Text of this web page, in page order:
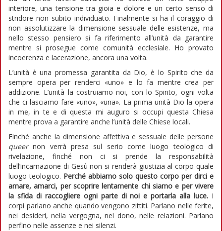
interiore, una tensione tra gioia e dolore e un certo senso di
stridore non subito individuato. Finalmente si ha il coraggio di
non assolutizzare la dimensione sessuale delle esistenze, ma
nello stesso pensiero si fa riferimento all’unità da garantire
mentre si prosegue come comunità ecclesiale. Ho provato
incoerenza e lacerazione, ancora una volta.
L’unità è una promessa garantita da Dio, è lo Spirito che da
sempre opera per renderci «uno» e lo fa mentre crea per
addizione. L’unità la costruiamo noi, con lo Spirito, ogni volta
che ci lasciamo fare «uno», «una». La prima unità Dio la opera
in me, in te e di questa mi auguro si occupi questa Chiesa
mentre prova a garantire anche l’unità delle Chiese locali.
Finché anche la dimensione affettiva e sessuale delle persone
queernon verrà presa sul serio come luogo teologico di
rivelazione, finché non ci si prende la responsabilità
dell’incarnazione di Gesù non si renderà giustizia al corpo quale
luogo teologico. Perché abbiamo solo questo corpo per dirci e
amare, amarci, per scoprire lentamente chi siamo e per vivere
la sfida di raccogliere ogni parte di noi e portarla alla luce. I
corpi parlano anche quando vengono zittiti. Parlano nelle ferite,
nei desideri, nella vergogna, nel dono, nelle relazioni. Parlano
perfino nelle assenze e nei silenzi.